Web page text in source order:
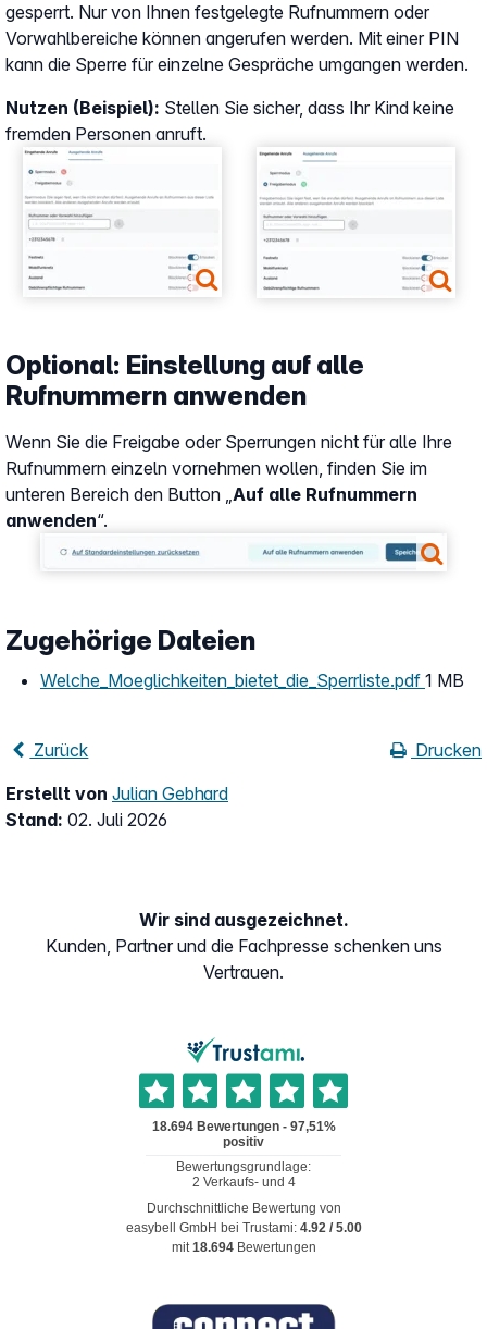
Show larger version Show larger version
gesperrt. Nur von Ihnen festgelegte Rufnummern oder
Vorwahlbereiche können angerufen werden. Mit einer PIN
kann die Sperre für einzelne Gespräche umgangen werden.
Nutzen (Beispiel): Stellen Sie sicher, dass Ihr Kind keine
fremden Personen anruft.
Show larger version
Optional: Einstellung auf alle
Rufnummern anwenden
Wenn Sie die Freigabe oder Sperrungen nicht für alle Ihre
Rufnummern einzeln vornehmen wollen, finden Sie im
unteren Bereich den Button „Auf alle Rufnummern
anwenden“.
Zugehörige Dateien
Welche_Moeglichkeiten_bietet_die_Sperrliste.pdf 1 MB
Zurück
Drucken
Erstellt von Julian Gebhard
Stand: 02. Juli 2026
Wir sind ausgezeichnet.
Kunden, Partner und die Fachpresse schenken uns
Vertrauen.
Durchschnittliche Bewertung von
easybell GmbH bei Trustami: 4.92/ 5.00
mit18.694 Bewertungen